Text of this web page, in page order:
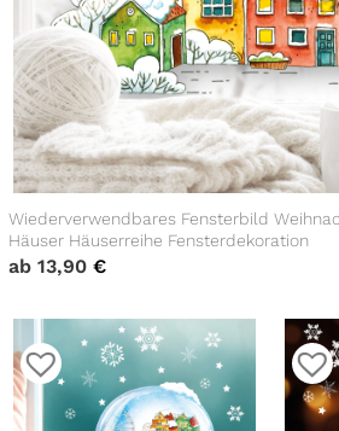
Wiederverwendbares Fensterbild
Häuser Häuserreihe Fensterdekoration
ab 13,90 €